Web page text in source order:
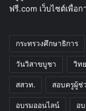
ฟรี.com เว็บไซต์เพื่อ
กระทรวงศึกษาธิการ
วันวิสาขบูชา วิท
สสวท. สอบครูผู้ช่
อบรมออนไลน์ อ